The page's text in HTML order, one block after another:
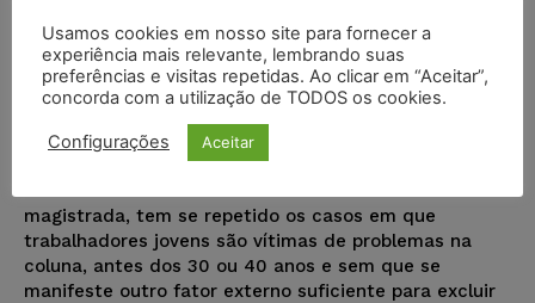
NOTÍCIAS Juristas - 14/03/2017
Em Ouro Preto-MG, têm sido recorrentes as
causadas pelo trabalho na mineração. Foi o que
constatou a juíza Graça Maria Borges de Freitas,
magistrada, tem se repetido os casos em que
trabalhadores jovens são vítimas de problemas na
coluna, antes dos 30 ou 40 anos e sem que se
manifeste outro fator externo suficiente para excluir
Usamos cookies em nosso site para fornecer a
experiência mais relevante, lembrando suas
preferências e visitas repetidas. Ao clicar em “Aceitar”,
concorda com a utilização de TODOS os cookies.
Configurações Aceitar